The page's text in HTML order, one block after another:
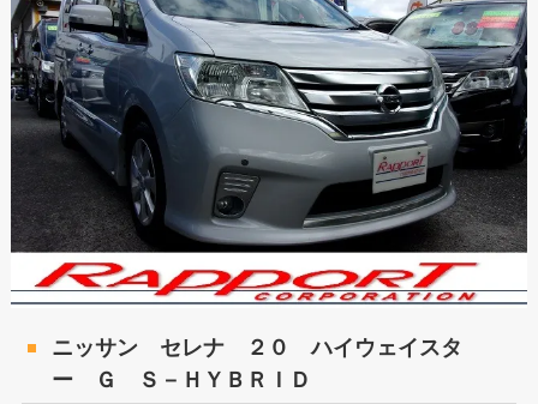
ニッサン セレナ ２０ ハイウェイスタ
ー Ｇ Ｓ－ＨＹＢＲＩＤ